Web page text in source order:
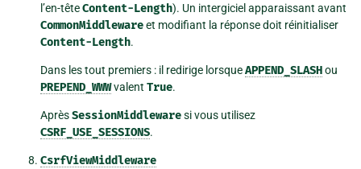
l’en-têteContent-Length). Un intergiciel apparaissant avant
CommonMiddlewareet modifiant la réponse doit réinitialiser
Content-Length.
Dans les tout premiers : il redirige lorsqueAPPEND_SLASHou
PREPEND_WWWvalent True.
AprèsSessionMiddlewaresi vous utilisez
CSRF_USE_SESSIONS.
CsrfViewMiddleware